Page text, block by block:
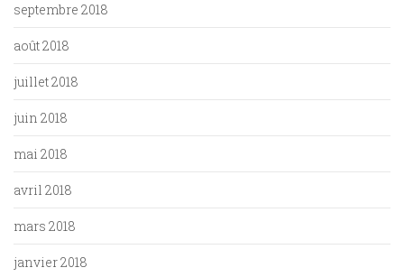
septembre 2018
août 2018
juillet 2018
juin 2018
mai 2018
avril 2018
mars 2018
janvier 2018